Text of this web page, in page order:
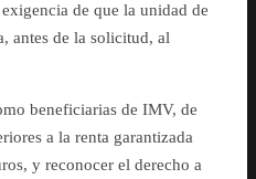
de que la unidad de
antes de la solicitud, al
beneficiarias de IMV, de
a la renta garantizada
y reconocer el derecho a